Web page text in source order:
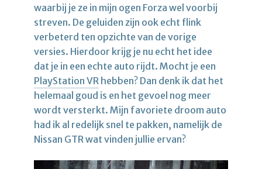
waarbij je ze in mijn ogen Forza wel voorbij
streven. De geluiden zijn ook echt flink
verbeterd ten opzichte van de vorige
versies. Hierdoor krijg je nu echt het idee
dat je in een echte auto rijdt. Mocht je een
PlayStation VR hebben? Dan denk ik dat het
helemaal goud is en het gevoel nog meer
wordt versterkt. Mijn favoriete droom auto
had ik al redelijk snel te pakken, namelijk de
Nissan GTR wat vinden jullie ervan?